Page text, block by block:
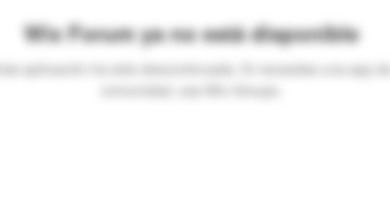
Wix Forum ya no está disponible
Esta aplicación ha sido descontinuada. Si necesitas una app
comunidad, usa Wix Groups.